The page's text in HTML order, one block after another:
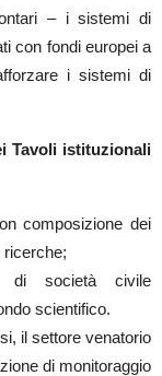
– i sistemi di
con fondi europei a
i sistemi di
Tavoli istituzionali
composizione dei
ricerche;
di società civile
scientifico.
il settore venatorio
di monitoraggio